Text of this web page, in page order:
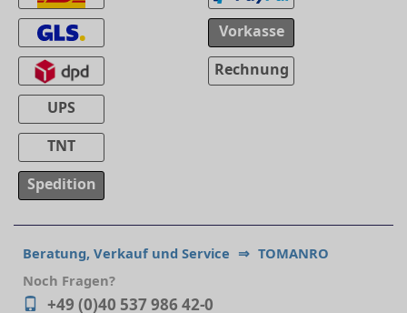
UPS
TNT
Spedition
Vorkasse
Rechnung
Beratung, Verkauf und Service ⇒ TOMANRO
Noch Fragen?
+49 (0)40 537 986 42-0